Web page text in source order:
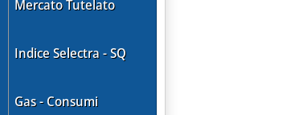
Mercato Tutelato
Indice Selectra - SQ
Gas - Consumi